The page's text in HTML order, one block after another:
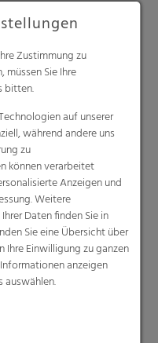
Vliesstoffen
Zustimmung zu
Sie Ihre
bitten.
auf unserer
während andere uns
zu
können verarbeitet
Anzeigen und
Weitere
Daten finden Sie in
Sie eine Übersicht über
Ihre Einwilligung zu ganzen
anzeigen
auswählen.